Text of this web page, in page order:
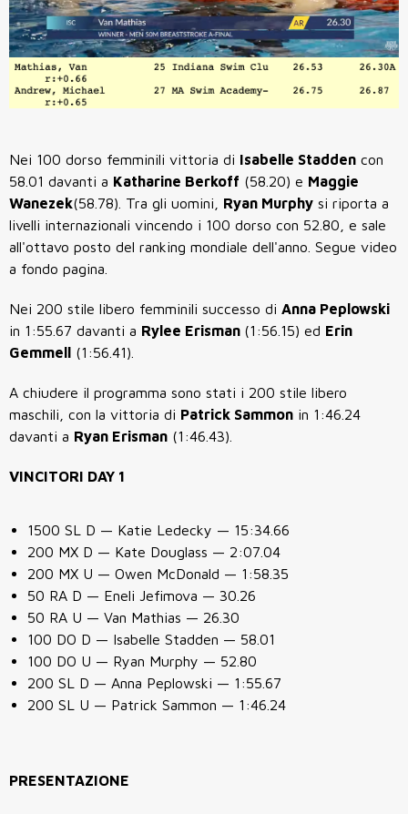
Nei 100 dorso femminili vittoria di Isabelle Stadden con
58.01 davanti a Katharine Berkoff (58.20) e Maggie
Wanezek(58.78). Tra gli uomini, Ryan Murphy si riporta a
livelli internazionali vincendo i 100 dorso con 52.80, e sale
all'ottavo posto del ranking mondiale dell'anno. Segue video
a fondo pagina.
Nei 200 stile libero femminili successo di Anna Peplowski
in 1:55.67 davanti a Rylee Erisman (1:56.15) ed Erin
Gemmell (1:56.41).
A chiudere il programma sono stati i 200 stile libero
maschili, con la vittoria di Patrick Sammon in 1:46.24
davanti a Ryan Erisman (1:46.43).
VINCITORI DAY 1
1500 SL D — Katie Ledecky — 15:34.66
200 MX D — Kate Douglass — 2:07.04
200 MX U — Owen McDonald — 1:58.35
50 RA D — Eneli Jefimova — 30.26
50 RA U — Van Mathias — 26.30
100 DO D — Isabelle Stadden — 58.01
100 DO U — Ryan Murphy — 52.80
200 SL D — Anna Peplowski — 1:55.67
200 SL U — Patrick Sammon — 1:46.24
PRESENTAZIONE